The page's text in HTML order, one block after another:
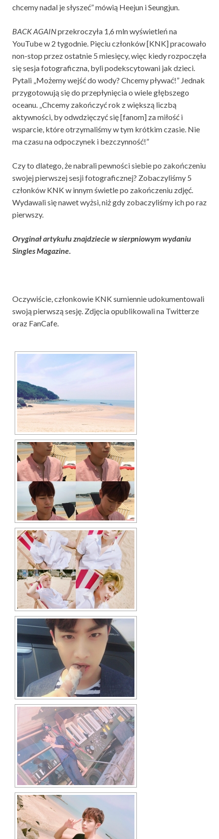
chcemy nadal je słyszeć” mówią Heejun i Seungjun.
BACK AGAINprzekroczyła 1,6 mln wyświetleń na
YouTube w 2 tygodnie. Pięciu członków [KNK] pracowało
non-stop przez ostatnie 5 miesięcy, więc kiedy rozpoczęła
się sesja fotograficzna, byli podekscytowani jak dzieci.
Pytali „Możemy wejść do wody? Chcemy pływać!” Jednak
przygotowują się do przepłynięcia o wiele głębszego
oceanu. „Chcemy zakończyć rok z większą liczbą
aktywności, by odwdzięczyć się [fanom] za miłość i
wsparcie, które otrzymaliśmy w tym krótkim czasie. Nie
ma czasu na odpoczynek i bezczynność!”
Czy to dlatego, że nabrali pewności siebie po zakończeniu
swojej pierwszej sesji fotograficznej? Zobaczyliśmy 5
członków KNK w innym świetle po zakończeniu zdjęć.
Wydawali się nawet wyżsi, niż gdy zobaczyliśmy ich po raz
pierwszy.
Oryginał artykułu znajdziecie w sierpniowym wydaniu
Singles Magazine
Oczywiście, członkowie KNK sumiennie udokumentowali
swoją pierwszą sesję. Zdjęcia opublikowali na Twitterze
oraz FanCafe.